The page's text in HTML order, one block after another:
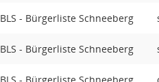
BLS - Bürgerliste Schneeberg
BLS - Bürgerliste Schneeberg